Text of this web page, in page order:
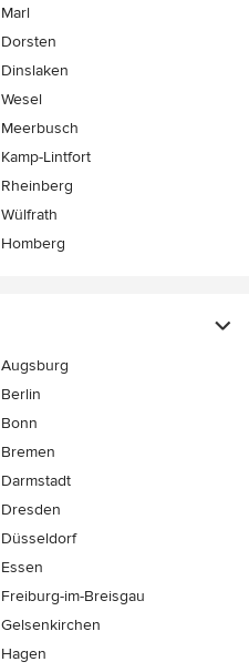
Marl
Dorsten
Dinslaken
Wesel
Meerbusch
Kamp-Lintfort
Rheinberg
Wülfrath
Homberg
Augsburg
Berlin
Bonn
Bremen
Darmstadt
Dresden
Düsseldorf
Essen
Freiburg-im-Breisgau
Gelsenkirchen
Hagen